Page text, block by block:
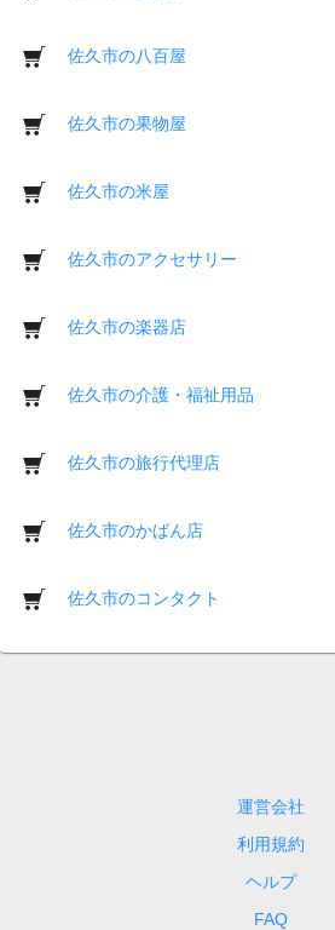
佐久市の八百屋
佐久市の果物屋
佐久市の米屋
佐久市のアクセサリー
佐久市の楽器店
佐久市の介護・福祉用品
佐久市の旅行代理店
佐久市のかばん店
佐久市のコンタクト
運営会社
利用規約
ヘルプ
FAQ